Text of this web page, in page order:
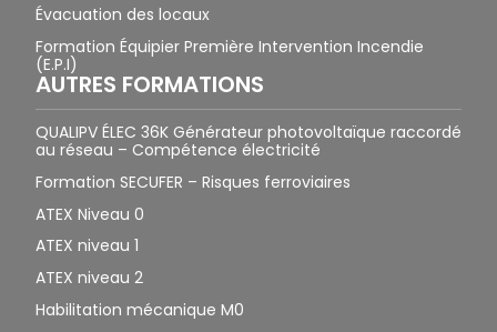
Évacuation des locaux
Formation Équipier Première Intervention Incendie
(E.P.I)
AUTRES FORMATIONS
QUALIPV ÉLEC 36K Générateur photovoltaïque raccordé
au réseau – Compétence électricité
Formation SECUFER – Risques ferroviaires
ATEX Niveau 0
ATEX niveau 1
ATEX niveau 2
Habilitation mécanique M0